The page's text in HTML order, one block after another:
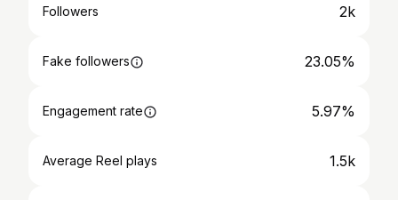
Followers 2k
Fake followers 23.05%
Engagement rate 5.97%
Average Reel plays 1.5k